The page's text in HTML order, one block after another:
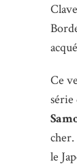
Ce
série
le